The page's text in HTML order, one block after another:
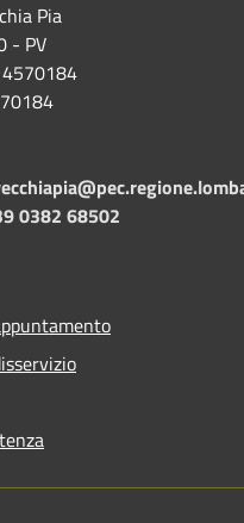
Pia
- PV
0382 68502